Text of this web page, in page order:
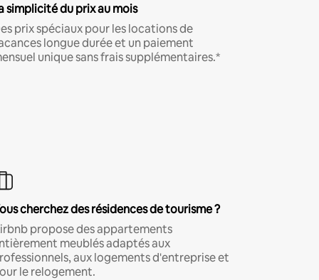
simplicité du prix au mois
prix spéciaux pour les locations de
longue durée et un paiement
unique sans frais supplémentaires.*
cherchez des résidences de tourisme ?
propose des appartements
meublés adaptés aux
aux logements d'entreprise et
le relogement.